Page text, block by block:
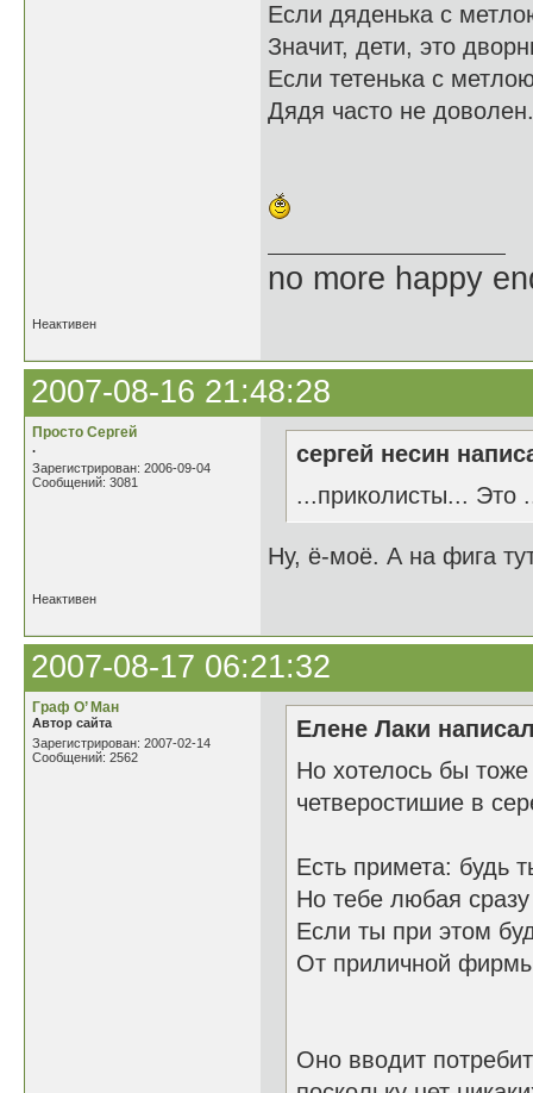
Если дяденька с
Значит, дети, это
Если тетенька с
Дядя часто не доволен.
no more happy
Неактивен
2007-08-16 21:48:28
Просто Сергей
.
Зарегистрирован: 2006-09-04
Сообщений: 3081
сергей несин
...приколисты... Это
Ну, ё-моё. А на фига
Неактивен
2007-08-17 06:21:32
Граф О’ Ман
Автор сайта
Зарегистрирован: 2007-02-14
Сообщений: 2562
Елене Лаки
Но хотелось бы
четверостишие в
Есть примета: будь
Но тебе любая сразу
Если ты при этом
От приличной
Оно вводит